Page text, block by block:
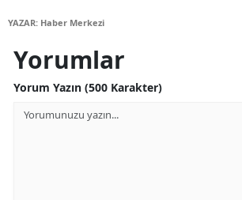
YAZAR: Haber Merkezi
Yorumlar
Yorum Yazın (500 Karakter)